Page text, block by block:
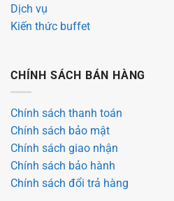
Dịch vụ
Kiến thức buffet
CHÍNH SÁCH BÁN HÀNG
Chính sách thanh toán
Chính sách bảo mật
Chính sách giao nhận
Chính sách bảo hành
Chính sách đổi trả hàng